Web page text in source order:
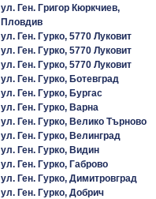
ул. Ген. Григор Кюркчиев,
Пловдив
ул. Ген. Гурко, 5770 Луковит
ул. Ген. Гурко, 5770 Луковит
ул. Ген. Гурко, 5770 Луковит
ул. Ген. Гурко, Ботевград
ул. Ген. Гурко, Бургас
ул. Ген. Гурко, Варна
ул. Ген. Гурко, Велико Търново
ул. Ген. Гурко, Велинград
ул. Ген. Гурко, Видин
ул. Ген. Гурко, Габрово
ул. Ген. Гурко, Димитровград
ул. Ген. Гурко, Добрич